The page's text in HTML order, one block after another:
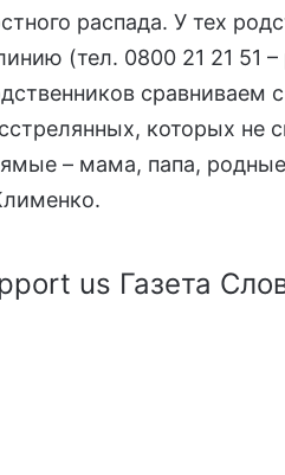
распада. У тех
(тел. 0800 21 21 51
сравниваем
которых не
– мама, папа,
us Газета